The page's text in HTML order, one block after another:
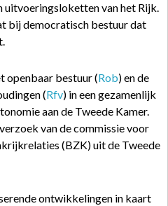
uitvoeringsloketten van het Rijk.
bij democratisch bestuur dat
openbaar bestuur (Rob) en de
(Rfv) in een gezamenlijk
aan de Tweede Kamer.
van de commissie voor
(BZK) uit de Tweede
ontwikkelingen in kaart